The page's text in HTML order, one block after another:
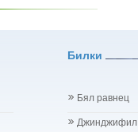
Билки
Бял равнец
Джинджифил